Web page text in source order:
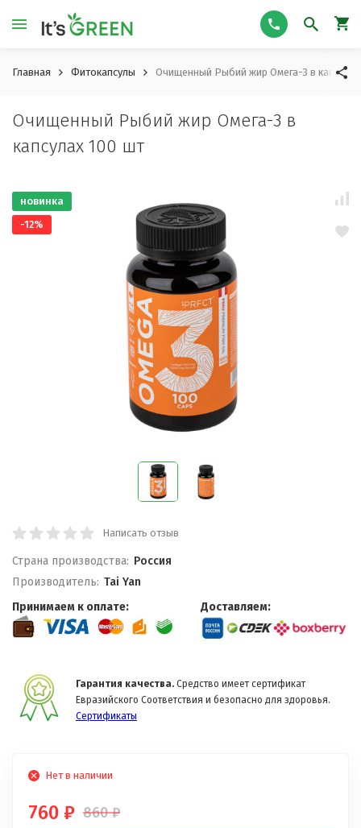
Главная Фитокапсулы Очищенный Рыбий жир Омега-3 в
Очищенный Рыбий жир Омега-3 в
капсулах 100 шт
новинка
-12%
Написать отзыв
Страна производства: Россия
Производитель: Tai Yan
Принимаем к оплате:
Доставляем:
Гарантия качества. Средство имеет сертификат
Евразийского Соответствия и безопасно для здоровья.
Сертификаты
Нет в наличии
760 ₽ 860₽